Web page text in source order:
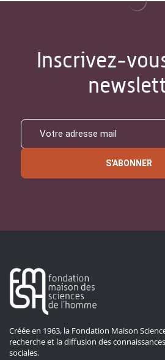
Inscrivez-
S'ABONNER
Créée en 1963, la Fondation Maison
recherche et la diffusion des
sociales.